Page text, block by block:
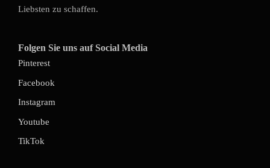
Liebsten zu schaffen.
Folgen Sie uns auf Social Media
Pinterest
Facebook
Instagram
Youtube
TikTok